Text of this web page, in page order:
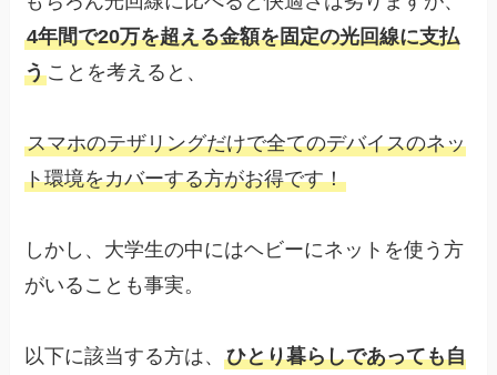
4年間で20万を超える金額を固定の光回線に支払
うことを考えると、
スマホのテザリングだけで全てのデバイスのネッ
ト環境をカバーする方がお得です！
しかし、大学生の中にはヘビーにネットを使う方
がいることも事実。
以下に該当する方は、ひとり暮らしであっても自